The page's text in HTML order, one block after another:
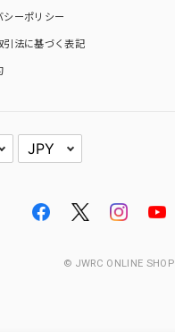
シーポリシー
引法に基づく表記
© JWRC ONLINE SHOP